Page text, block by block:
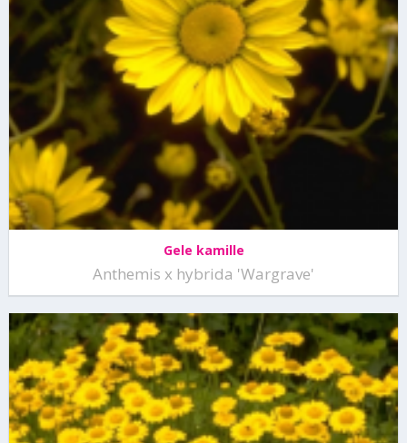
Gele kamille
Anthemis x hybrida 'Wargrave'